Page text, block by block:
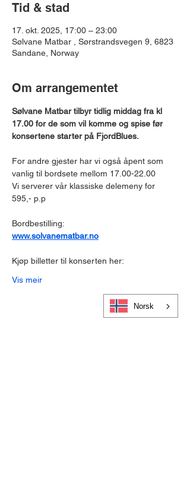
Tid & stad
17. okt. 2025, 17:00 – 23:00
Sølvane Matbar , Sørstrandsvegen 9, 6823
Sandane, Norway
Om arrangementet
Sølvane Matbar tilbyr tidlig middag fra kl
17.00 for de som vil komme og spise før
konsertene starter på FjordBlues.
For andre gjester har vi også åpent som
vanlig til bordsete mellom 17.00-22.00
Vi serverer vår klassiske delemeny for
595,- p.p
Bordbestilling:
www.solvanematbar.no
Kjøp billetter til konserten her:
Vis meir
Norsk